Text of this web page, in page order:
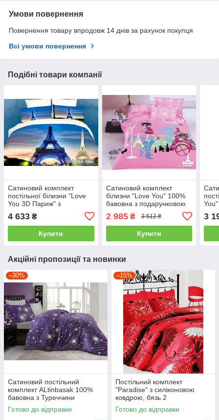
Умови повернення
Повернення товару впродовж 14 днів за рахунок покупця
Всі умови повернення
Подібні товари компанії
Сатиновий комплект
постільної білизни "Love
You 3D Париж" з
подарунковою упаковкою
сімейний (2 підковдри)
4 633 ₴
Купити
Сатиновий комплект
білизни "Love You" 100%
бавовна з подарунковою
упаковкою двоспальний -
євро
2 985₴ 3 512 ₴
Купити
3
Акційні пропозиції та новинки
–30%
Сатиновий постільний
комплект ALtinbasak 100%
бавовна з Туреччини
двоспальний - євро
Готово до відправки
–15%
Постільний комплект
"Paradise" з силіконовою
ковдрою, бязь 2
Готово до відправки